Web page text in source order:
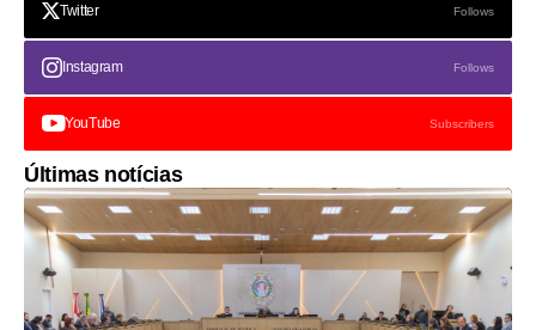
Twitter Follows
Instagram Follows
YouTube Subscribers
Últimas notícias